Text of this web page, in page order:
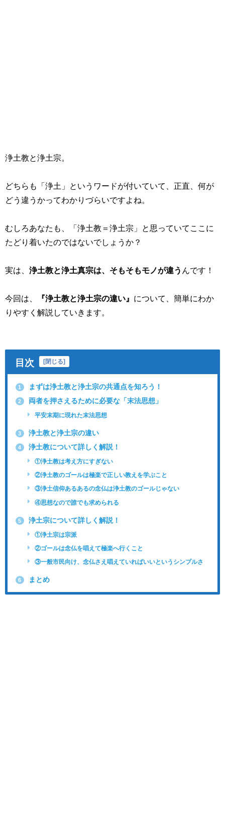
浄土教と浄土宗。
どちらも「浄土」というワードが付いていて、正直、何が
どう違うかってわかりづらいですよね。
むしろあなたも、「浄土教＝浄土宗」と思っていてここに
たどり着いたのではないでしょうか？
実は、 浄土教と浄土真宗は、そもそもモノが違う んです！
今回は、 『浄土教と浄土宗の違い』 について、簡単にわか
りやすく解説していきます。
目次 閉じる
1 まずは浄土教と浄土宗の共通点を知ろう！
2 両者を押さえるために必要な「末法思想」
平安末期に現れた末法思想
3 浄土教と浄土宗の違い
4 浄土教について詳しく解説！
①浄土教は考え方にすぎない
②浄土教のゴールは極楽で正しい教えを学ぶこと
③浄土信仰あるあるの念仏は浄土教のゴールじゃない
④思想なので誰でも求められる
5 浄土宗について詳しく解説！
①浄土宗は宗派
②ゴールは念仏を唱えて極楽へ行くこと
③一般市民向け、念仏さえ唱えていればいいというシンプルさ
6 まとめ